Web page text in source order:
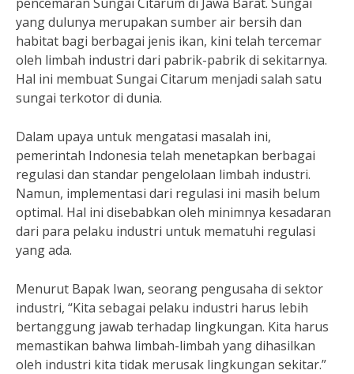
yang dulunya merupakan sumber air bersih dan
habitat bagi berbagai jenis ikan, kini telah tercemar
oleh limbah industri dari pabrik-pabrik di sekitarnya.
Hal ini membuat Sungai Citarum menjadi salah satu
sungai terkotor di dunia.
Dalam upaya untuk mengatasi masalah ini,
pemerintah Indonesia telah menetapkan berbagai
regulasi dan standar pengelolaan limbah industri.
Namun, implementasi dari regulasi ini masih belum
optimal. Hal ini disebabkan oleh minimnya kesadaran
dari para pelaku industri untuk mematuhi regulasi
yang ada.
Menurut Bapak Iwan, seorang pengusaha di sektor
industri, “Kita sebagai pelaku industri harus lebih
bertanggung jawab terhadap lingkungan. Kita harus
memastikan bahwa limbah-limbah yang dihasilkan
oleh industri kita tidak merusak lingkungan sekitar.”